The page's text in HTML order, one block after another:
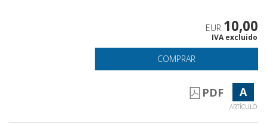
EUR 10,00
IVA excluido
COMPRAR
PDF A
ARTÍCULO